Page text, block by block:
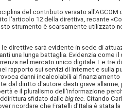
del contributo versato all'AGCOM
l'articolo 12 della direttiva, recante
strumento è scarsamente utilizzato
direttive sarà evidente in sede di
una lunga battaglia. Evidenzia
nel mercato unico digitale. Le tre
rapporto sui servizi di Internet e sulla
danni incalcolabili al
dal diritto d'autore desti grave
e il pluralismo dell'informazione
sfidato dalle big tec. Citando
ricordare che Fratelli d'Italia è stata